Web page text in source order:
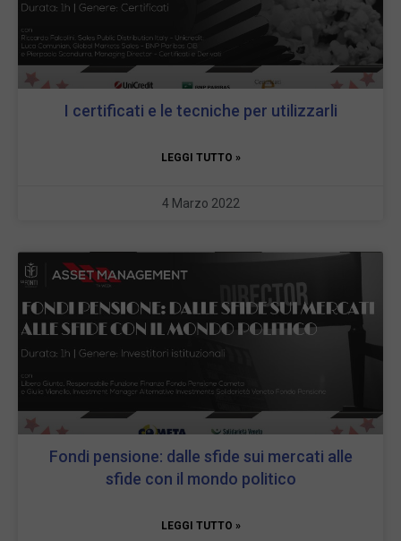
I certificati e le tecniche per utilizzarli
LEGGI TUTTO »
4 Marzo 2022
Fondi pensione: dalle sfide sui mercati alle
sfide con il mondo politico
LEGGI TUTTO »